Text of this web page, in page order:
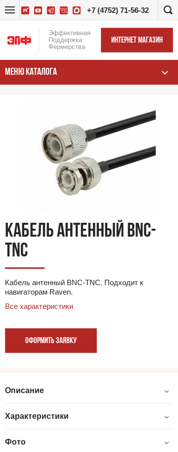
+7 (4752) 71-56-32
Эффективная
Поддержка
Фермерства
ИНТЕРНЕТ МАГАЗИН
МЕНЮ КАТАЛОГА
КАБЕЛЬ АНТЕННЫЙ BNC-
TNC
Кабель антенный BNC-TNC. Подходит к
навигаторам Raven.
Все характеристики
ОФОРМИТЬ ЗАЯВКУ
Описание
Характеристики
Фото